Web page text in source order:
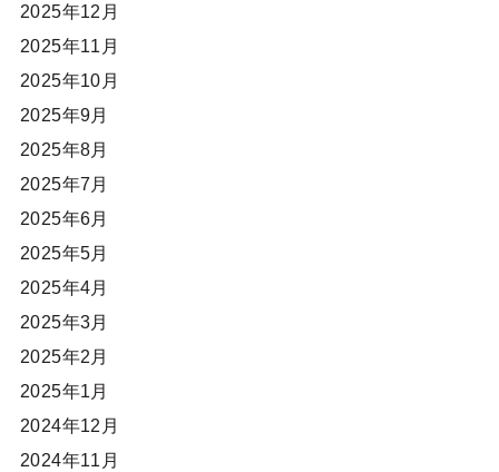
2025年12月
2025年11月
2025年10月
2025年9月
2025年8月
2025年7月
2025年6月
2025年5月
2025年4月
2025年3月
2025年2月
2025年1月
2024年12月
2024年11月